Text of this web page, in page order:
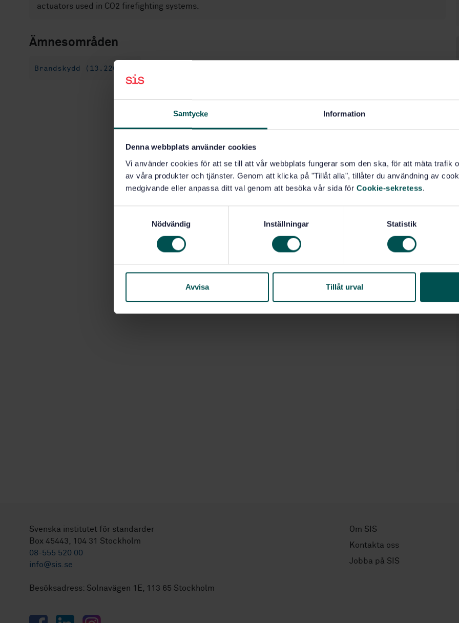
Samtycke Information
Denna webbplats använder cookies
Vi använder cookies för att se till att vår webbplats fungerar som den ska, för att mäta trafik
av våra produkter och tjänster. Genom att klicka på "Tillåt alla", tillåter du användning av
medgivande eller anpassa ditt val genom att besöka vår sida för Cookie-sekretess.
s
Nödvändig Inställningar Statistik
Avvisa Tillåt urval
actuators used in CO2 firefighting systems.
Ämnesområden
Brandskydd (13.220.20)
Svenska institutet för standarder
Box 45443, 104 31 Stockholm
08-555 520 00
info@sis.se
Besöksadress: Solnavägen 1E, 113 65 Stockholm
FacebookLinkedInInstagram
Om SIS
Kontakta oss
Jobba på SIS